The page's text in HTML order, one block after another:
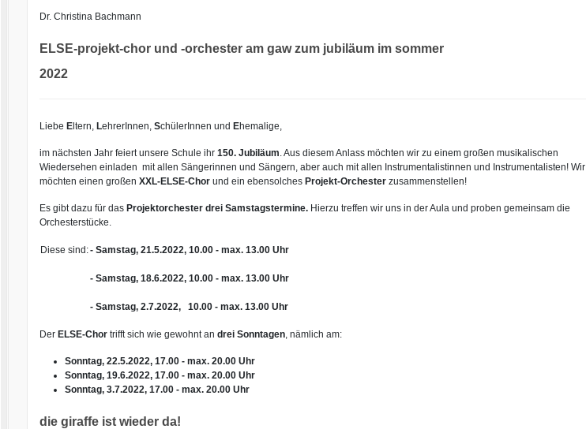
Dr. Christina Bachmann
ELSE-projekt-chor und -orchester am gaw zum jubiläum im sommer
2022
Liebe Eltern, LehrerInnen, SchülerInnen und Ehemalige,
im nächsten Jahr feiert unsere Schule ihr 150. Jubiläum . Aus diesem Anlass möchten wir zu einem großen musikalischen
Wiedersehen einladen mit allen Sängerinnen und Sängern, aber auch mit allen Instrumentalistinnen und Instrumentalisten! Wir
möchten einen großen XXL-ELSE-Chorund ein ebensolches Projekt-Orchesterzusammenstellen!
Es gibt dazu für das Projektorchester drei Samstagstermine. Hierzu treffen wir uns in der Aula und proben gemeinsam die
Orchesterstücke.
Diese sind:- Samstag, 21.5.2022, 10.00 - max. 13.00 Uhr
- Samstag, 18.6.2022, 10.00 - max. 13.00 Uhr
- Samstag, 2.7.2022, 10.00 - max. 13.00 Uhr
Der ELSE-Chortrifft sich wie gewohnt an drei Sonntagen, nämlich am:
Sonntag, 22.5.2022, 17.00 - max. 20.00 Uhr
Sonntag, 19.6.2022, 17.00 - max. 20.00 Uhr
Sonntag, 3.7.2022, 17.00 - max. 20.00 Uhr
die giraffe ist wieder da!